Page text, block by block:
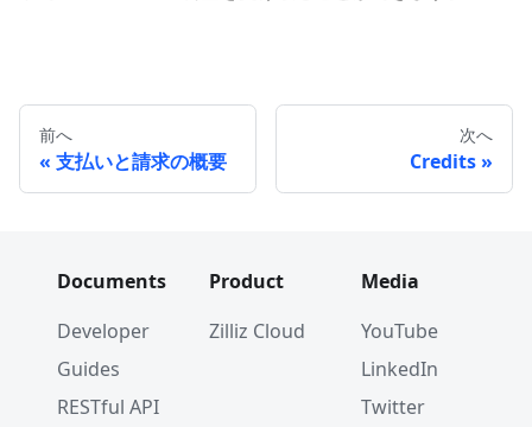
前へ
支払いと請求の概要
次へ
Credits
Documents
Developer
Guides
RESTful API
Product
Zilliz Cloud
Media
YouTube
LinkedIn
Twitter